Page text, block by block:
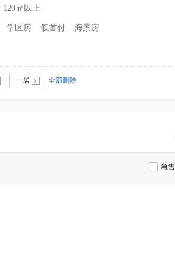
120㎡以上
学区房 低首付 海景房
一居 全部删除
急售